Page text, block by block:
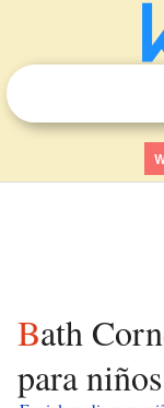
Bath Corner (Dakota del Sur)
para niños